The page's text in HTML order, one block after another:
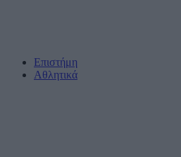
Επιστήμη
Αθλητικά